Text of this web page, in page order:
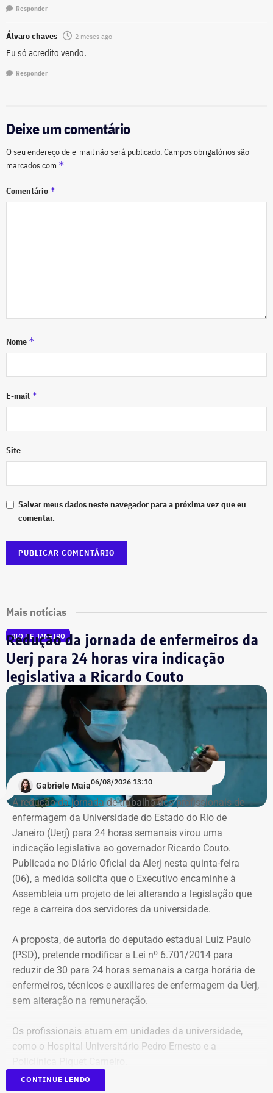
Responder
Álvaro chaves 2 meses ago
Eu só acredito vendo.
Responder
Deixe um comentário
O seu endereço de e-mail não será publicado.Campos obrigatórios são
marcados com *
Comentário *
Nome *
E-mail *
Site
Salvar meus dados neste navegador para a próxima vez que eu
comentar.
Mais notícias
RIO DE JANEIRO
Redução da jornada de enfermeiros da
Uerj para 24 horas vira indicação
legislativa a Ricardo Couto
Gabriele Maia06/08/2026 13:10
A redução da jornada de trabalho dos profissionais de
enfermagem da Universidade do Estado do Rio de
Janeiro (Uerj) para 24 horas semanais virou uma
indicação legislativa ao governador Ricardo Couto.
Publicada no Diário Oficial da Alerj nesta quinta-feira
(06), a medida solicita que o Executivo encaminhe à
Assembleia um projeto de lei alterando a legislação que
rege a carreira dos servidores da universidade.
A proposta, de autoria do deputado estadual Luiz Paulo
(PSD), pretende modificar a Lei nº 6.701/2014 para
reduzir de 30 para 24 horas semanais a carga horária de
enfermeiros, técnicos e auxiliares de enfermagem da Uerj,
sem alteração na remuneração.
Os profissionais atuam em unidades da universidade,
como o Hospital Universitário Pedro Ernesto e a
CONTINUE LENDO